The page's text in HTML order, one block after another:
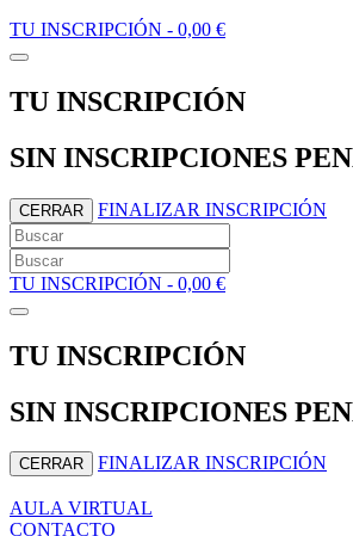
TU INSCRIPCIÓN - 0,00 €
TU INSCRIPCIÓN
SIN INSCRIPCIONES
CERRAR FINALIZAR INSCRIPCIÓN
TU INSCRIPCIÓN - 0,00 €
TU INSCRIPCIÓN
SIN INSCRIPCIONES
CERRAR FINALIZAR INSCRIPCIÓN
AULA VIRTUAL
CONTACTO